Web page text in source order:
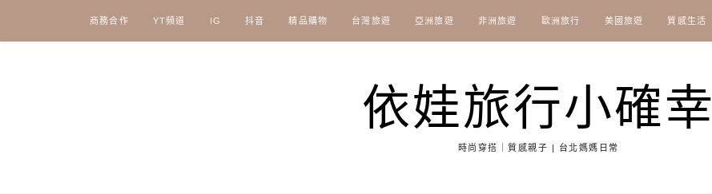
content
商務合作 YT頻道 IG 抖音 精品購物 台灣旅遊 亞洲旅遊 非洲旅遊 歐洲旅行 美國旅遊 質感生活
依娃旅行小確幸
時尚穿搭｜質感親子 | 台北媽媽日常